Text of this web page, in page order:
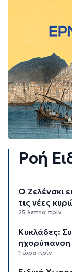
Ροή
Ο Ζελένσκι
τις νέες
25 λεπτά πρίν
Κυκλάδες:
1 ώρα πρίν